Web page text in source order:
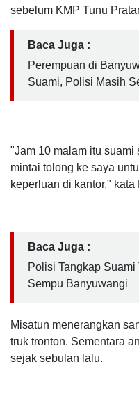
sebelum KMP Tunu
Baca Juga :
Perempuan di
Suami, Polisi Masih
"Jam 10 malam itu suami
mintai tolong ke saya
keperluan di kantor,"
Baca Juga :
Polisi Tangkap
Sempu Banyuwangi
Misatun menerangkan
truk tronton. Sementara
sejak sebulan lalu.